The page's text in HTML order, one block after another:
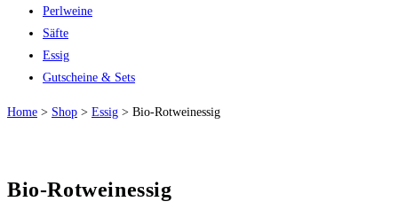
Perlweine
Säfte
Essig
Gutscheine & Sets
Home > Shop > Essig > Bio-Rotweinessig
Bio-Rotweinessig